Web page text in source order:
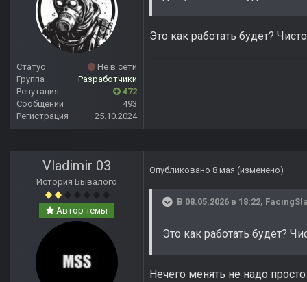
Статус
Не в сети
Группа
Разработчики
Репутация
472
Сообщений
493
Регистрация
25.10.2024
Это как работать будет?
Vladimir 03
История Бывалого
Автор темы
Опубликовано 8 мая (изменено)
В 08.05.2026 в 18:22,
Это как работать будет?
Нечего менять не надо